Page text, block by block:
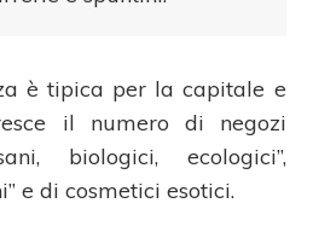
è tipica per la capitale e
il numero di negozi
biologici, ecologici”,
e di cosmetici esotici.